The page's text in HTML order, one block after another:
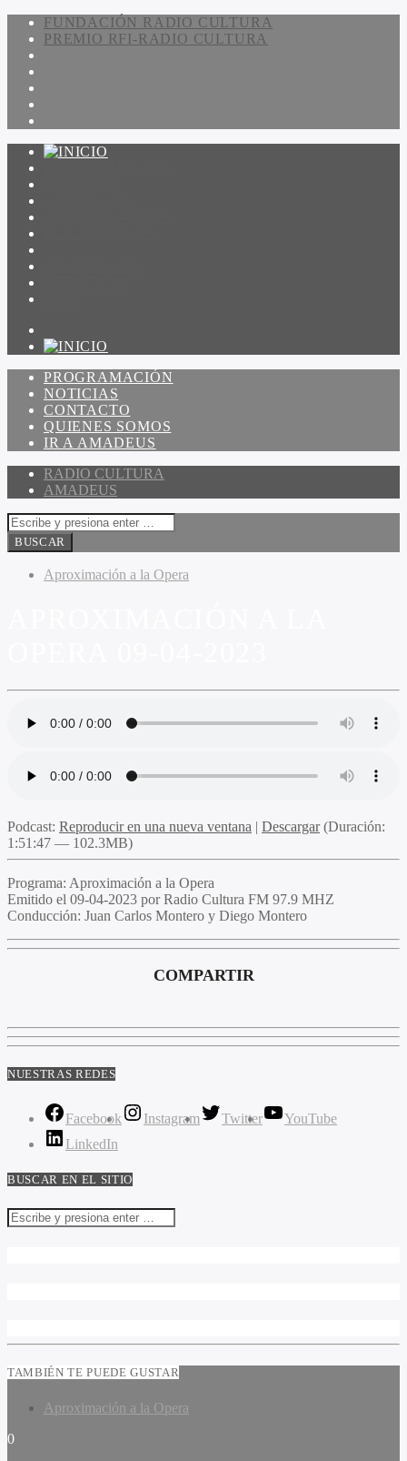
FUNDACIÓN RADIO CULTURA
PREMIO RFI-RADIO CULTURA
PROGRAMACIÓN
NOTICIAS
CONTACTO
QUIENES SOMOS
IR A AMADEUS
RADIO CULTURA
AMADEUS
Aproximación a la Opera
Podcast: Reproducir en una nueva ventana | Descargar(Duración:
1:51:47 — 102.3MB)
Programa: Aproximación a la Opera
Emitido el 09-04-2023 por Radio Cultura FM 97.9 MHZ
Conducción: Juan Carlos Montero y Diego Montero
COMPARTIR
NUESTRAS REDES
Facebook Instagram Twitter
YouTube
LinkedIn
BUSCAR EN EL SITIO
TAMBIÉN TE PUEDE GUSTAR
Aproximación a la Opera
0